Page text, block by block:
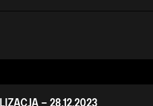
– 28.12.2023